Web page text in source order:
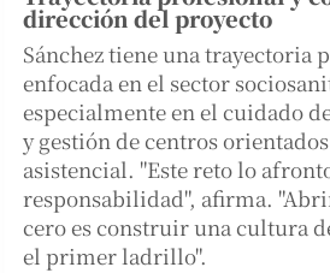
dirección del proyecto
Sánchez tiene una trayectoria
enfocada en el sector
especialmente en el cuidado
y gestión de centros
asistencial. "Este reto lo
responsabilidad", afirma.
cero es construir una cultura
el primer ladrillo".